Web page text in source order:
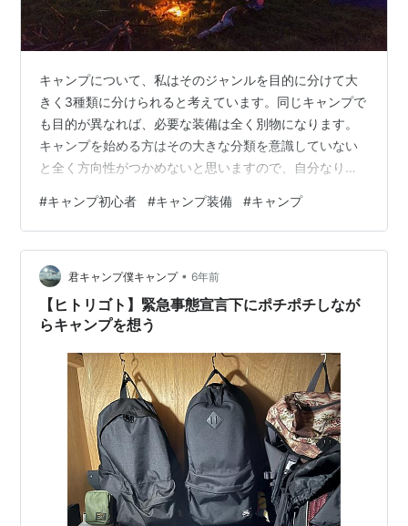
キャンプについて、私はそのジャンルを目的に分けて大
きく3種類に分けられると考えています。同じキャンプで
も目的が異なれば、必要な装備は全く別物になります。
キャンプを始める方はその大きな分類を意識していない
と全く方向性がつかめないと思いますので、自分なりの
した。 登山を目的としたオーソドックスなキャンプ 週末
の別荘としてのキャンプ ツーリングキャンプ(≒野宿)
#キャンプ初心者 #キャンプ装備 #キャンプ
君キャンプ僕キャンプ • 6年前
【ヒトリゴト】緊急事態宣言下にポチポチしなが
らキャンプを想う